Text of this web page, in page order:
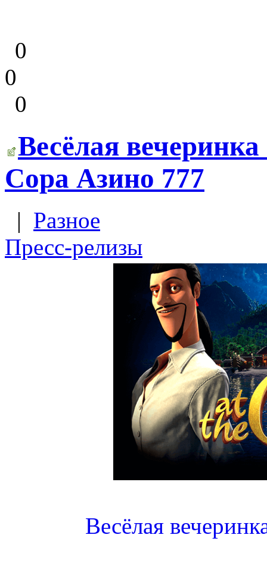
0
0
0
Весёлая
Copa Азино 777
| Разное
Пресс-релизы
Весёлая